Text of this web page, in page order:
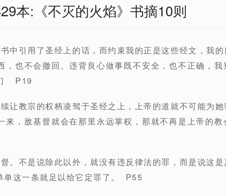
本:《不灭的火焰》书摘10则
中引用了圣经上的话，而约束我的正是这些经文，我
，也不会撤回。违背良心做事既不安全，也不正确，我
P19
让教宗的权柄凌驾于圣经之上，上帝的道就不可能为
来，敌基督就会在那里永远掌权，那就不再是上帝的教
。不是说除此以外，就没有违反律法的罪，而是说这是
单这一条就足以给它定罪了。 P55